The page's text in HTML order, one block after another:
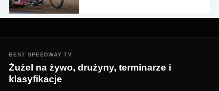
BEST SPEEDWAY TV
Żużel na żywo, drużyny, terminarze i
klasyfikacje